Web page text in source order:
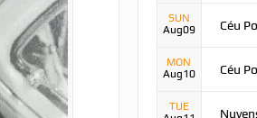
SUN
Aug09
Céu
MON
Aug10
Céu
TUE